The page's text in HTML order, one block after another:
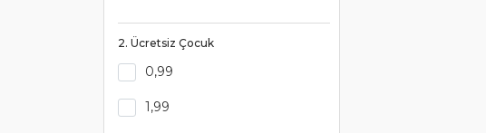
2. Ücretsiz Çocuk
0,99
1,99